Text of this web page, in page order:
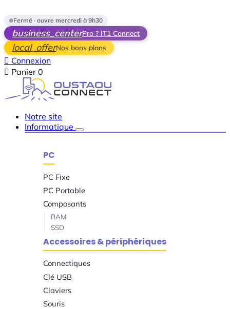
Fermé · ouvre mercredi à 9h30
business_centerPro ? IT1 Connect
local_offerNos bons plans
 Connexion
 Panier 0
Notre site
Informatique
PC
PC Fixe
PC Portable
Composants
RAM
SSD
Accessoires & périphériques
Connectiques
Clé USB
Claviers
Souris